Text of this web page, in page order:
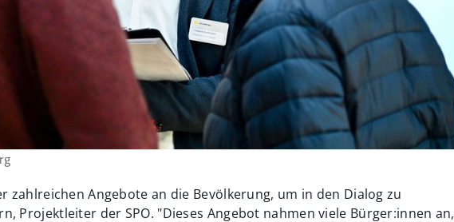
zahlreichen Angebote an die Bevölkerung, um in den Dialog zu
Projektleiter der SPO. "Dieses Angebot nahmen viele Bürger:innen an,